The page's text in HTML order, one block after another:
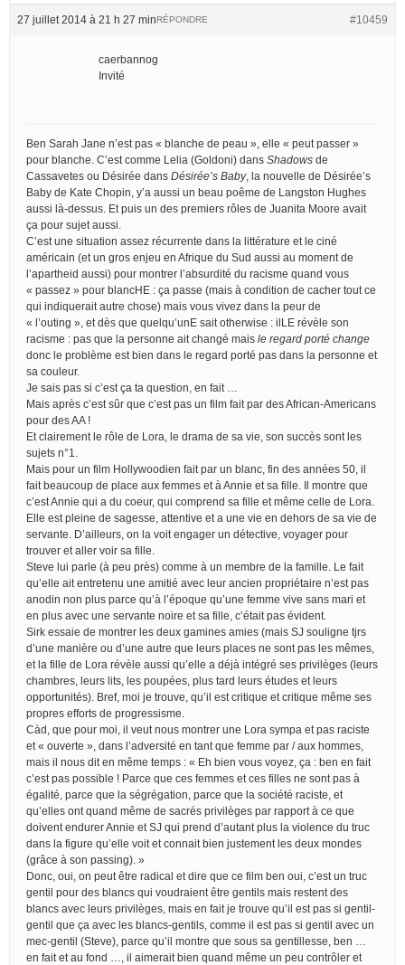
27 juillet 2014 à 21 h 27 min #10459
RÉPONDRE
caerbannog
Invité
Ben Sarah Jane n’est pas « blanche de peau », elle « peut passer »
pour blanche. C’est comme Lelia (Goldoni) dans Shadows de
Cassavetes ou Désirée dans Désirée’s Baby, la nouvelle de Désirée’s
Baby de Kate Chopin, y’a aussi un beau poême de Langston Hughes
aussi là-dessus. Et puis un des premiers rôles de Juanita Moore avait
ça pour sujet aussi.
C’est une situation assez récurrente dans la littérature et le ciné
américain (et un gros enjeu en Afrique du Sud aussi au moment de
l’apartheid aussi) pour montrer l’absurdité du racisme quand vous
« passez » pour blancHE : ça passe (mais à condition de cacher tout ce
qui indiquerait autre chose) mais vous vivez dans la peur de
« l’outing », et dès que quelqu’unE sait otherwise : ilLE révèle son
racisme : pas que la personne ait changé mais le regard porté change
donc le problème est bien dans le regard porté pas dans la personne et
sa couleur.
Je sais pas si c’est ça ta question, en fait …
Mais après c’est sûr que c’est pas un film fait par des African-Americans
pour des AA !
Et clairement le rôle de Lora, le drama de sa vie, son succès sont les
sujets n°1.
Mais pour un film Hollywoodien fait par un blanc, fin des années 50, il
fait beaucoup de place aux femmes et à Annie et sa fille. Il montre que
c’est Annie qui a du coeur, qui comprend sa fille et même celle de Lora.
Elle est pleine de sagesse, attentive et a une vie en dehors de sa vie de
servante. D’ailleurs, on la voit engager un détective, voyager pour
trouver et aller voir sa fille.
Steve lui parle (à peu près) comme à un membre de la famille. Le fait
qu’elle ait entretenu une amitié avec leur ancien propriétaire n’est pas
anodin non plus parce qu’à l’époque qu’une femme vive sans mari et
en plus avec une servante noire et sa fille, c’était pas évident.
Sirk essaie de montrer les deux gamines amies (mais SJ souligne tjrs
d’une manière ou d’une autre que leurs places ne sont pas les mêmes,
et la fille de Lora révèle aussi qu’elle a déjà intégré ses privilèges (leurs
chambres, leurs lits, les poupées, plus tard leurs études et leurs
opportunités). Bref, moi je trouve, qu’il est critique et critique même ses
propres efforts de progressisme.
Càd, que pour moi, il veut nous montrer une Lora sympa et pas raciste
et « ouverte », dans l’adversité en tant que femme par / aux hommes,
mais il nous dit en même temps : « Eh bien vous voyez, ça : ben en fait
c’est pas possible ! Parce que ces femmes et ces filles ne sont pas à
égalité, parce que la ségrégation, parce que la société raciste, et
qu’elles ont quand même de sacrés privilèges par rapport à ce que
doivent endurer Annie et SJ qui prend d’autant plus la violence du truc
dans la figure qu’elle voit et connait bien justement les deux mondes
(grâce à son passing). »
Donc, oui, on peut être radical et dire que ce film ben oui, c’est un truc
gentil pour des blancs qui voudraient être gentils mais restent des
blancs avec leurs privilèges, mais en fait je trouve qu’il est pas si gentil-
gentil que ça avec les blancs-gentils, comme il est pas si gentil avec un
mec-gentil (Steve), parce qu’il montre que sous sa gentillesse, ben …
en fait et au fond …, il aimerait bien quand même un peu contrôler et